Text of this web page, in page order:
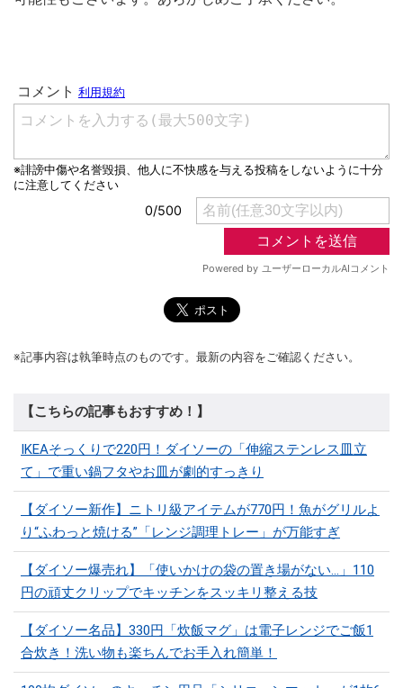
※記事内容は執筆時点のものです。最新の内容をご確認ください。
【こちらの記事もおすすめ！】
IKEAそっくりで220円！ダイソーの「伸縮ステンレス皿立
て」で重い鍋フタやお皿が劇的すっきり
【ダイソー新作】ニトリ級アイテムが770円！魚がグリルよ
り“ふわっと焼ける”「レンジ調理トレー」が万能すぎ
【ダイソー爆売れ】「使いかけの袋の置き場がない…」110
円の頑丈クリップでキッチンをスッキリ整える技
【ダイソー名品】330円「炊飯マグ」は電子レンジでご飯1
合炊き！洗い物も楽ちんでお手入れ簡単！